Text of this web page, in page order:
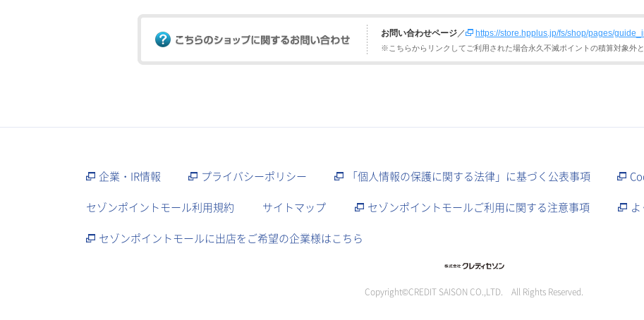
お問い合わせページ／ https://store.hpplus.jp/fs/shop/pages/
※こちらからリンクしてご利用された場合永久不滅ポイントの積算対象外
企業・IR情報 プライバシーポリシー 「個人情報の保護に関する法律」に基づく公表事項
セゾンポイントモール利用規約
サイトマップ セゾンポイントモールご利用に関する注意事項
セゾンポイントモールに出店をご希望の企業様はこちら
Copyright©CREDIT SAISON CO.,LTD. All Rights Reserved.